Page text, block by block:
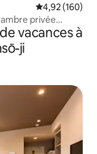
Évaluation
4,92 (160)
privée
Ascenseur
vacances à
ji